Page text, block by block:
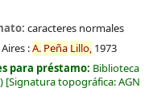
caracteres normales
:A. Peña Lillo, 1973
para préstamo: Biblioteca
Signatura topográfica:AGN